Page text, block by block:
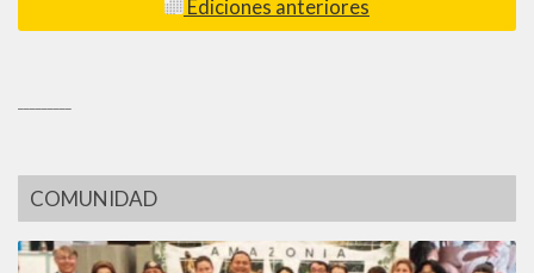
Ediciones anteriores
COMUNIDAD